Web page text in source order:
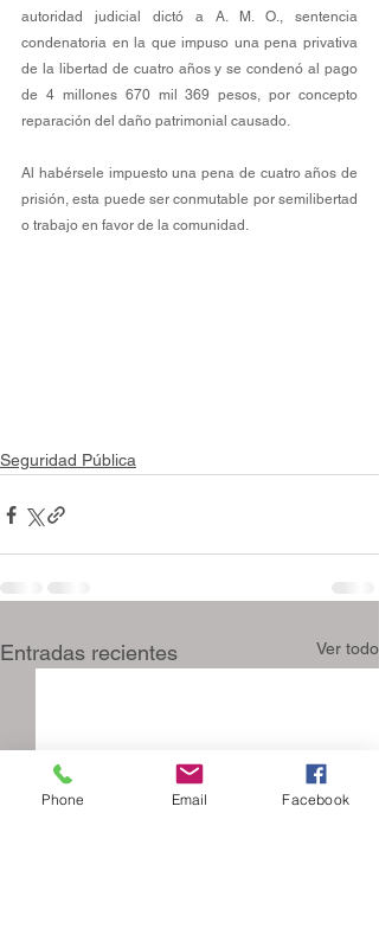
autoridad judicial dictó a A. M. O., sentencia
condenatoria en la que impuso una pena privativa
de la libertad de cuatro años y se condenó al pago
de 4 millones 670 mil 369 pesos, por concepto
reparación del daño patrimonial causado.
Al habérsele impuesto una pena de cuatro años de
prisión, esta puede ser conmutable por semilibertad
o trabajo en favor de la comunidad.
Seguridad Pública
Entradas recientes Ver todo
Phone Email Facebook